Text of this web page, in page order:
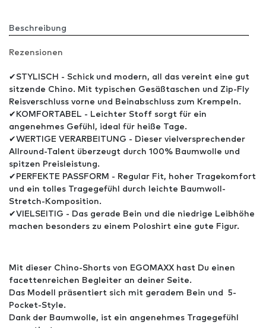
Beschreibung
Rezensionen
✔STYLISCH - Schick und modern, all das vereint eine gut
sitzende Chino. Mit typischen Gesäßtaschen und Zip-Fly
Reisverschluss vorne und Beinabschluss zum Krempeln.
✔KOMFORTABEL - Leichter Stoff sorgt für ein
angenehmes Gefühl, ideal für heiße Tage.
✔WERTIGE VERARBEITUNG - Dieser vielversprechender
Allround-Talent überzeugt durch 100% Baumwolle und
spitzen Preisleistung.
✔PERFEKTE PASSFORM - Regular Fit, hoher Tragekomfort
und ein tolles Tragegefühl durch leichte Baumwoll-
Stretch-Komposition.
✔VIELSEITIG - Das gerade Bein und die niedrige Leibhöhe
machen besonders zu einem Poloshirt eine gute Figur.
Mit dieser Chino-Shorts von EGOMAXX hast Du einen
facettenreichen Begleiter an deiner Seite.
Das Modell präsentiert sich mit geradem Bein und 5-
Pocket-Style.
Dank der Baumwolle, ist ein angenehmes Tragegefühl